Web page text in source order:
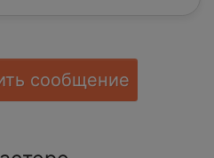
сообщение